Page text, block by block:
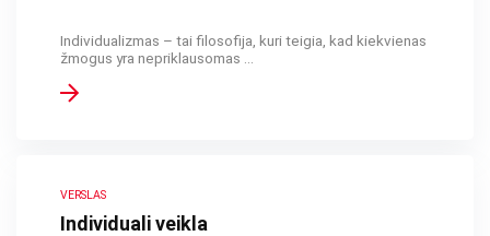
Individualizmas – tai filosofija, kuri teigia, kad kiekvienas
žmogus yra nepriklausomas ...
VERSLAS
Individuali veikla